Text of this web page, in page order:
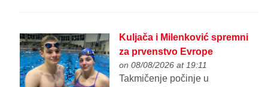
Kuljača i Milenković spremni
za prvenstvo Evrope
on 08/08/2026 at 19:11
Takmičenje počinje u